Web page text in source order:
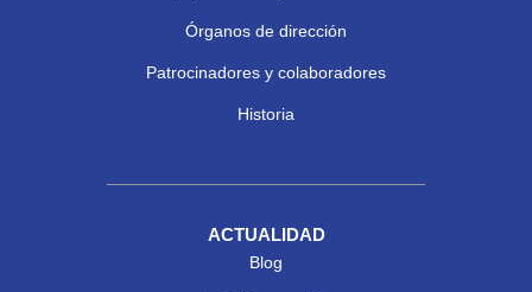
Órganos de dirección
Patrocinadores y colaboradores
Historia
ACTUALIDAD
Blog